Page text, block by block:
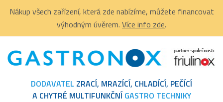
Nákup všech zařízení, která zde nabízíme, můžete financovat
výhodným úvěrem. Více info zde.
DODAVATEL ZRACÍ, MRAZÍCÍ, CHLADÍCÍ, PEČÍCÍ
A CHYTRÉ MULTIFUNKČNÍ GASTRO TECHNIKY